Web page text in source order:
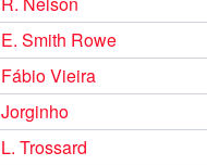
E. Smith Rowe
Fábio Vieira
Jorginho
L. Trossard